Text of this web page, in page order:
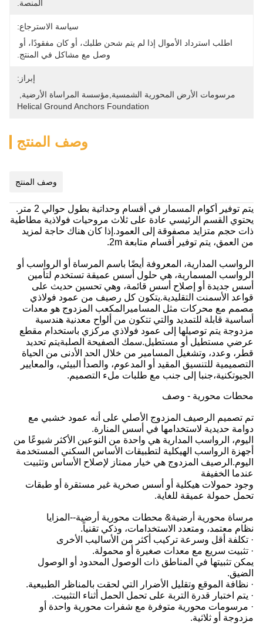
المنصة.
سياسة الاسترجاع:
وصل مع مشاكل في المنتج.
إبراز:
مرسومات الأرض المحورية الشمسية,مؤسسة المراساة الأرضية
Helical Ground Anchors Foundation
وصف المنتج
وصف المنتج
يتم توفير أكوام المسمار في أقسام وحداتية بطول حوالي 2 متر.
يحتوي القسم الرئيسي عادة على ثلاث مروحيات فولاذية مطاطية
ذات حجم متزايد مصفوقة إلى العمود.إذا كان هناك حاجة لمزيد
من العمق، يتم توفير أقسام متابعة 2m.
الرواسب المدارية، المعروفة أيضًا باسم المرساة أو الرواسب أو
الرواسب المسمارية، هي حلول أسس عميقة تستخدم لتأمين
أسس جديدة أو إصلاح أسس قائمة، وهي تحسين حديث على
قواعد الأسمنت التقليدية.يتكون كل رصيف من عمود فولاذي
مصمم مع محركات مثل المساميرالمكعب المزدوج هو معدات
أساسية قابلة للتمديد والتي تتكون من ألواح معدنية هندسية
مزدوجة يتم توصيلها إلى عمود فولاذي مركزي باستخدام مقطع
عرضي مستطيل أو مستطيل.سمك الصفيحة الصلبةيتم تحديد
قطر، وعدد، وتشغيل المسامير من خلال الحد الأدنى من الحياة
التصميمية للتنسيق المقيد أو المدعوم، والصدأ البيئي، والمعايير
الجيوتكنية،جنبا إلى جنب مع طلبات ملء التصميم.
محطات محورية - وصف
تم تصميم الرصيف المزدوج الأصلي على أنه عمود خشبي مع
دوامة حديدية لاستخدامها في أسس المنارة.
اليوم، الرواسب المدارية هي واحدة من النوعين الأكثر شيوعًا من
أجهزة الرواسب الهيكلية لتطبيقات الأساس السكني المستخدمة
اليوم.الرصيف المزدوج هي خيار ممتاز لإصلاح الأساس وتثبيت
عندما الخفيفة
وجود حمولات هيكلية أو أسس صخرية غير مستقرة أو طبقات
تحمل حمولة عميقة للغاية.
مرساة محورية أرضية& محطات محورية أرضية--المزايا
نظام معتمد، ومتعدد الاستخدامات، وذكي تقنياً.
· تكلفة أقل وسرعة تركيب أكثر من الأساليب الأخرى
· تثبيت سريع مع معدات صغيرة أو محمولة.
يمكن تثبيتها في المناطق ذات الوصول المحدود أو الوصول
الضيق.
· نظافة الموقع وتقليل الأضرار التي لحقت بالمناظر الطبيعية.
· يتم اختبار قدرة التربة على تحمل الحمل أثناء التثبيت.
· مرسومات محورية متوفرة مع شفرات محورية واحدة أو
مزدوجة أو ثلاثية.